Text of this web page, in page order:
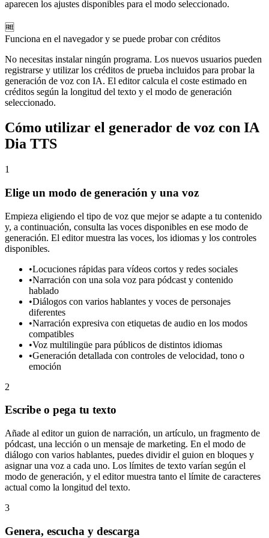
aparecen los ajustes disponibles para el modo seleccionado.
🆓
Funciona en el navegador y se puede probar con créditos
No necesitas instalar ningún programa. Los nuevos usuarios pueden
registrarse y utilizar los créditos de prueba incluidos para probar la
generación de voz con IA. El editor calcula el coste estimado en
créditos según la longitud del texto y el modo de generación
seleccionado.
Cómo utilizar el generador de voz con IA
Dia TTS
1
Elige un modo de generación y una voz
Empieza eligiendo el tipo de voz que mejor se adapte a tu contenido
y, a continuación, consulta las voces disponibles en ese modo de
generación. El editor muestra las voces, los idiomas y los controles
disponibles.
•Locuciones rápidas para vídeos cortos y redes sociales
•Narración con una sola voz para pódcast y contenido
hablado
•Diálogos con varios hablantes y voces de personajes
diferentes
•Narración expresiva con etiquetas de audio en los modos
compatibles
•Voz multilingüe para públicos de distintos idiomas
•Generación detallada con controles de velocidad, tono o
emoción
2
Escribe o pega tu texto
Añade al editor un guion de narración, un artículo, un fragmento de
pódcast, una lección o un mensaje de marketing. En el modo de
diálogo con varios hablantes, puedes dividir el guion en bloques y
asignar una voz a cada uno. Los límites de texto varían según el
modo de generación, y el editor muestra tanto el límite de caracteres
actual como la longitud del texto.
3
Genera, escucha y descarga